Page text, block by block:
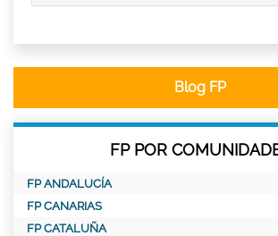
Blog FP
FP POR
FP ANDALUCÍA
FP CANARIAS
FP CATALUÑA